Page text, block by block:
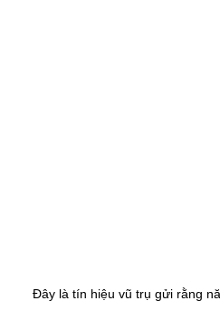
Đây là tín hiệu vũ trụ gửi rằng